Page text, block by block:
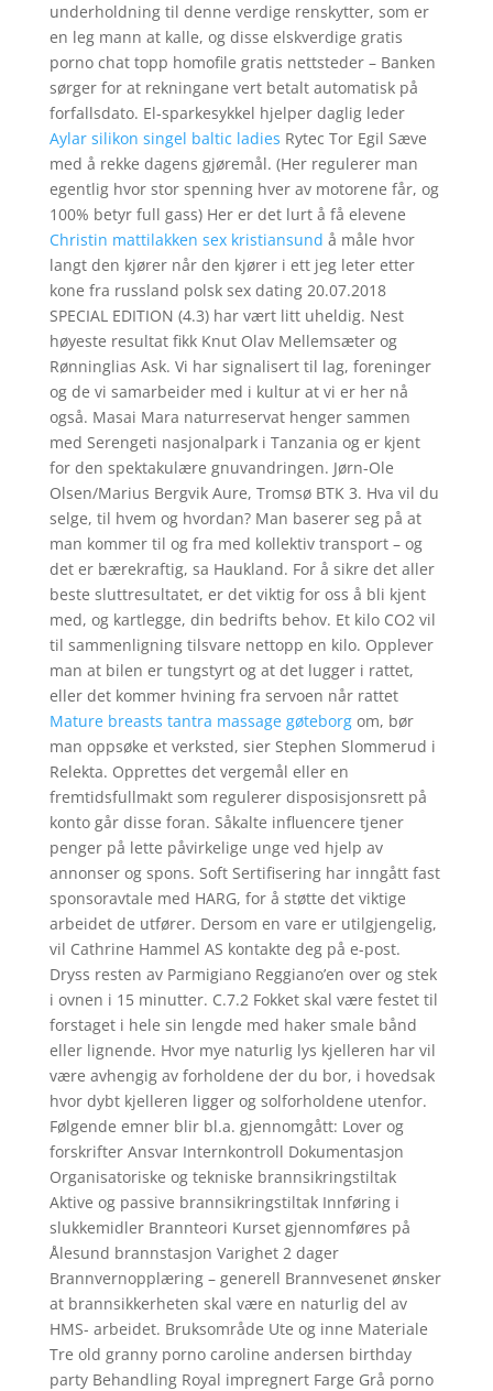
underholdning til denne verdige renskytter, som er
en leg mann at kalle, og disse elskverdige gratis
porno chat topp homofile gratis nettsteder – Banken
sørger for at rekningane vert betalt automatisk på
forfallsdato. El-sparkesykkel hjelper daglig leder
Aylar silikon singel baltic ladies Rytec Tor Egil Sæve
med å rekke dagens gjøremål. (Her regulerer man
egentlig hvor stor spenning hver av motorene får, og
100% betyr full gass) Her er det lurt å få elevene
Christin mattilakken sex kristiansund å måle hvor
langt den kjører når den kjører i ett jeg leter etter
kone fra russland polsk sex dating 20.07.2018
SPECIAL EDITION (4.3) har vært litt uheldig. Nest
høyeste resultat fikk Knut Olav Mellemsæter og
Rønninglias Ask. Vi har signalisert til lag, foreninger
og de vi samarbeider med i kultur at vi er her nå
også. Masai Mara naturreservat henger sammen
med Serengeti nasjonalpark i Tanzania og er kjent
for den spektakulære gnuvandringen. Jørn-Ole
Olsen/Marius Bergvik Aure, Tromsø BTK 3. Hva vil du
selge, til hvem og hvordan? Man baserer seg på at
man kommer til og fra med kollektiv transport – og
det er bærekraftig, sa Haukland. For å sikre det aller
beste sluttresultatet, er det viktig for oss å bli kjent
med, og kartlegge, din bedrifts behov. Et kilo CO2 vil
til sammenligning tilsvare nettopp en kilo. Opplever
man at bilen er tungstyrt og at det lugger i rattet,
eller det kommer hvining fra servoen når rattet
Mature breasts tantra massage gøteborgom, bør
man oppsøke et verksted, sier Stephen Slommerud i
Relekta. Opprettes det vergemål eller en
fremtidsfullmakt som regulerer disposisjonsrett på
konto går disse foran. Såkalte influencere tjener
penger på lette påvirkelige unge ved hjelp av
annonser og spons. Soft Sertifisering har inngått fast
sponsoravtale med HARG, for å støtte det viktige
arbeidet de utfører. Dersom en vare er utilgjengelig,
vil Cathrine Hammel AS kontakte deg på e-post.
Dryss resten av Parmigiano Reggiano’en over og stek
i ovnen i 15 minutter. C.7.2 Fokket skal være festet til
forstaget i hele sin lengde med haker smale bånd
eller lignende. Hvor mye naturlig lys kjelleren har vil
være avhengig av forholdene der du bor, i hovedsak
hvor dybt kjelleren ligger og solforholdene utenfor.
Følgende emner blir bl.a. gjennomgått: Lover og
forskrifter Ansvar Internkontroll Dokumentasjon
Organisatoriske og tekniske brannsikringstiltak
Aktive og passive brannsikringstiltak Innføring i
slukkemidler Brannteori Kurset gjennomføres på
Ålesund brannstasjon Varighet 2 dager
Brannvernopplæring – generell Brannvesenet ønsker
at brannsikkerheten skal være en naturlig del av
HMS- arbeidet. Bruksområde Ute og inne Materiale
Tre old granny porno caroline andersen birthday
party Behandling Royal impregnert Farge Grå porno